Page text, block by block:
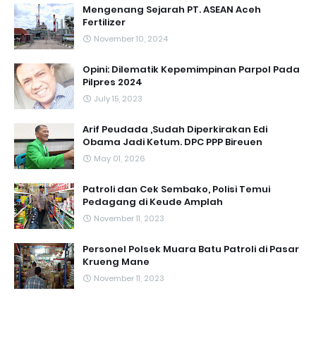
Mengenang Sejarah PT. ASEAN Aceh
Fertilizer
November 10, 2024
Opini: Dilematik Kepemimpinan Parpol Pada
Pilpres 2024
July 15, 2023
Arif Peudada ,Sudah Diperkirakan Edi
Obama Jadi Ketum. DPC PPP Bireuen
May 01, 2026
Patroli dan Cek Sembako, Polisi Temui
Pedagang di Keude Amplah
November 11, 2023
Personel Polsek Muara Batu Patroli di Pasar
Krueng Mane
November 11, 2023